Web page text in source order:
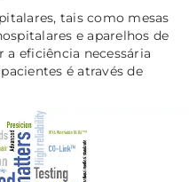
tais como mesas
e aparelhos de
a eficiência necessária
é através de